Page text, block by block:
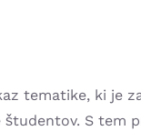
tematike, ki je
S tem